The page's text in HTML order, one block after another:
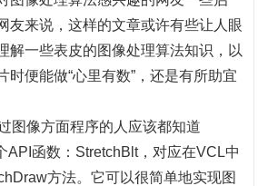
友来说，这样的文章或许有些让人眼
解一些表皮的图像处理算法知识，以
时便能做“心里有数”，还是有所助宜
图像方面程序的人应该都知道
API函数：StretchBlt，对应在VCL中
方法。它可以很简单地实现图